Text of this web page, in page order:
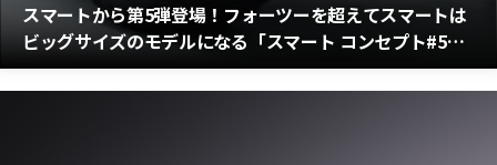
スマートから第5弾登場！フォーツーを超えてスマートは
ビッグサイズのモデルになる「スマート コンセプト#5」
の全情報！